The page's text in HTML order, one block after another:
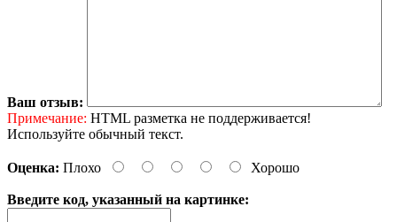
Ваш отзыв:
Примечание: HTML разметка не поддерживается!
Используйте обычный текст.
Оценка: Плохо Хорошо
Введите код, указанный на картинке: